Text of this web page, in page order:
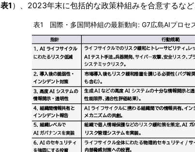
表1 ）、2023年末に包括的な政策枠組みを合意するな
表1 国際・多国間枠組の最新動向: G7広島AIプロセ